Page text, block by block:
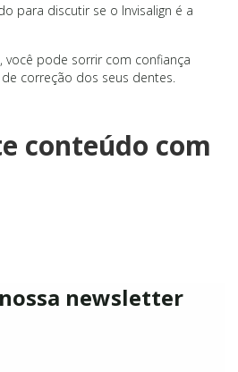
para discutir se o Invisalign é a
você pode sorrir com confiança
correção dos seus dentes.
conteúdo com
newsletter